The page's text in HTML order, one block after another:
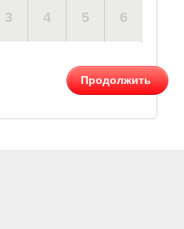
3 4 5 6
Продолжить